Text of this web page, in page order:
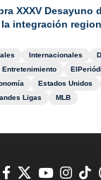
XXXV Desayuno
integración
Internacionales
Entretenimiento
Estados Unidos
Ligas MLB